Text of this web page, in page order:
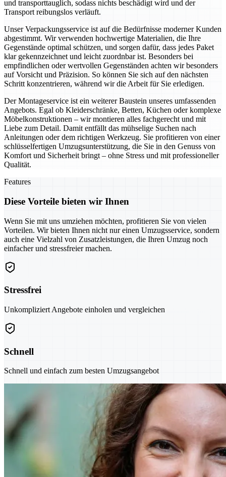
und transporttauglich, sodass nichts beschädigt wird und der
Transport reibungslos verläuft.
Unser Verpackungsservice ist auf die Bedürfnisse moderner Kunden
abgestimmt. Wir verwenden hochwertige Materialien, die Ihre
Gegenstände optimal schützen, und sorgen dafür, dass jedes Paket
klar gekennzeichnet und leicht zuordnbar ist. Besonders bei
empfindlichen oder wertvollen Gegenständen achten wir besonders
auf Vorsicht und Präzision. So können Sie sich auf den nächsten
Schritt konzentrieren, während wir die Arbeit für Sie erledigen.
Der Montageservice ist ein weiterer Baustein unseres umfassenden
Angebots. Egal ob Kleiderschränke, Betten, Küchen oder komplexe
Möbelkonstruktionen – wir montieren alles fachgerecht und mit
Liebe zum Detail. Damit entfällt das mühselige Suchen nach
Anleitungen oder dem richtigen Werkzeug. Sie profitieren von einer
schlüsselfertigen Umzugsunterstützung, die Sie in den Genuss von
Komfort und Sicherheit bringt – ohne Stress und mit professioneller
Qualität.
Features
Diese Vorteile bieten wir Ihnen
Wenn Sie mit uns umziehen möchten, profitieren Sie von vielen
Vorteilen. Wir bieten Ihnen nicht nur einen Umzugsservice, sondern
auch eine Vielzahl von Zusatzleistungen, die Ihren Umzug noch
einfacher und stressfreier machen.
Stressfrei
Unkompliziert Angebote einholen und vergleichen
Schnell
Schnell und einfach zum besten Umzugsangebot